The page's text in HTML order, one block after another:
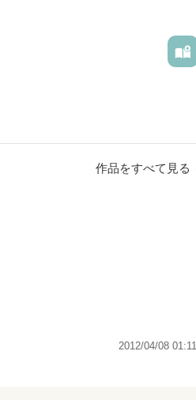
を過ごす予定だった僕に転機がお
的には、恋愛要素たっぷりです。
作品をすべて見る
2012/04/08 01:11